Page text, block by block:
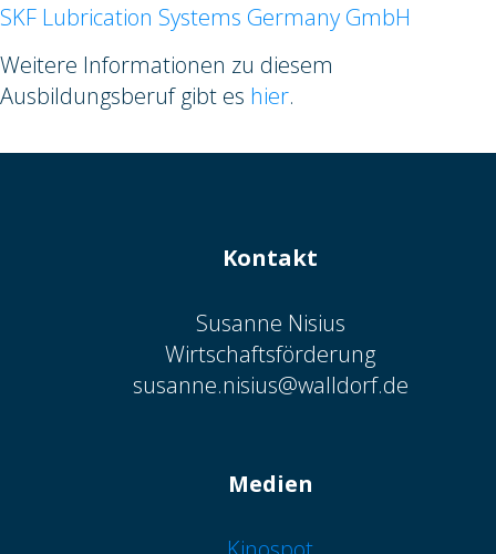
SKF Lubrication Systems Germany GmbH
Weitere Informationen zu diesem
Ausbildungsberuf gibt es hier.
Kontakt
Susanne Nisius
Wirtschaftsförderung
susanne.nisius@walldorf.de
Medien